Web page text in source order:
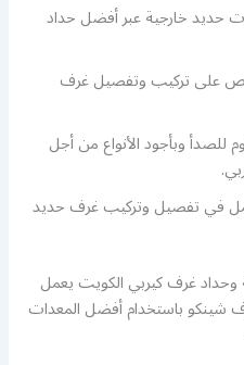
حديد خارجية عبر أفضل حداد
على تركيب وتفصيل غرف
للصدأ وبأجود الأنواع من أجل
في تفصيل وتركيب غرف حديد
غرف كيربي الكويت يعمل
باستخدام أفضل المعدات